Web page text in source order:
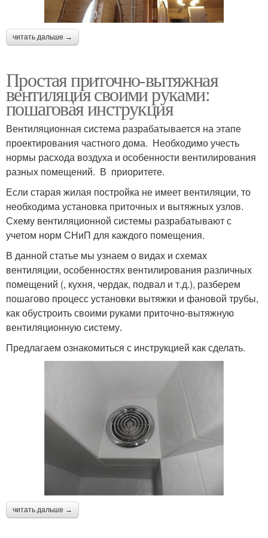
читать дальше →
Простая приточно-вытяжная
вентиляция своими руками:
пошаговая инструкция
Вентиляционная система разрабатывается на этапе
проектирования частного дома. Необходимо учесть
нормы расхода воздуха и особенности вентилирования
разных помещений. В приоритете.
Если старая жилая постройка не имеет вентиляции, то
необходима установка приточных и вытяжных узлов.
Схему вентиляционной системы разрабатывают с
учетом норм СНиП для каждого помещения.
В данной статье мы узнаем о видах и схемах
вентиляции, особенностях вентилирования различных
помещений (, кухня, чердак, подвал и т.д.), разберем
пошагово процесс установки вытяжки и фановой трубы,
как обустроить своими руками приточно-вытяжную
вентиляционную систему.
Предлагаем ознакомиться с инструкцией как сделать.
читать дальше →